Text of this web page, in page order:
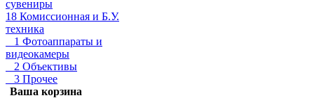
сувениры
18 Комиссионная и Б.У.
техника
1 Фотоаппараты и
видеокамеры
2 Объективы
3 Прочее
Ваша корзина